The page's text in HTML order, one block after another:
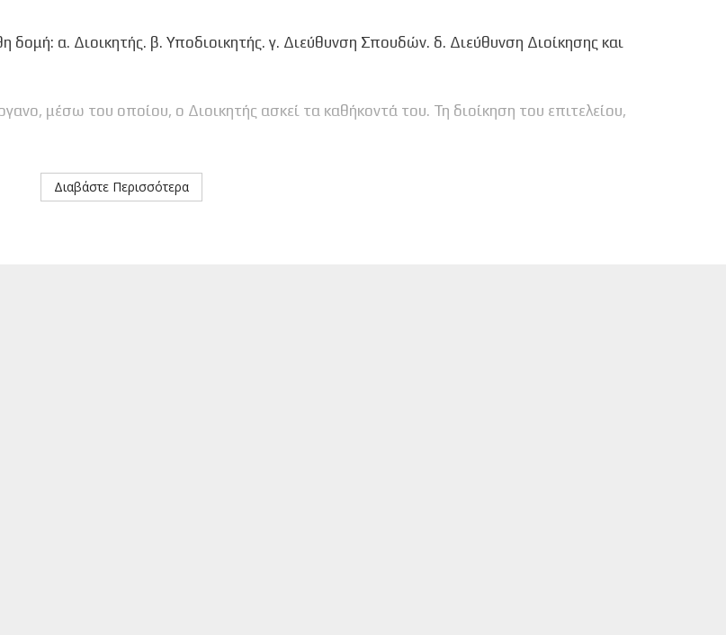
δομή: α. Διοικητής. β. Υποδιοικητής. γ. Διεύθυνση Σπουδών. δ. Διεύθυνση Διοίκησης και
μέσω του οποίου, ο Διοικητής ασκεί τα καθήκοντά του. Τη διοίκηση του επιτελείου,
Διαβάστε Περισσότερα